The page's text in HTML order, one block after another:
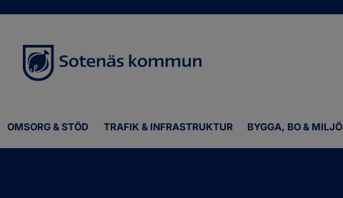
OMSORG & STÖD TRAFIK & INFRASTRUKTUR BYGGA, BO & MILJÖ